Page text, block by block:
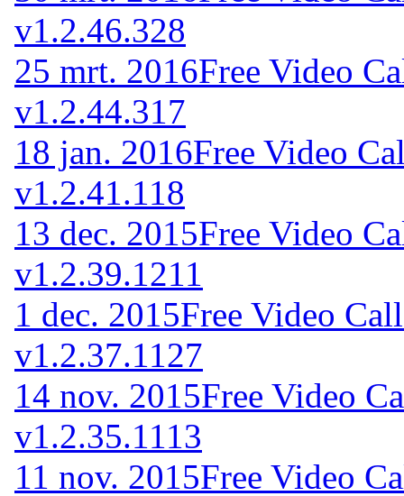
v1.2.46.328
25 mrt. 2016Free Video
v1.2.44.317
18 jan. 2016Free Video
v1.2.41.118
13 dec. 2015Free Video
v1.2.39.1211
1 dec. 2015Free Video
v1.2.37.1127
14 nov. 2015Free Video
v1.2.35.1113
11 nov. 2015Free Video